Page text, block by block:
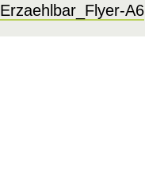
Erzaehlbar_Flyer-A6